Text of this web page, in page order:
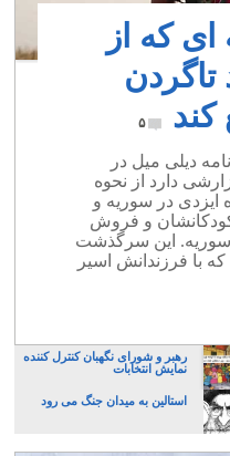
که از
کند
۵
دیلی میل در
سه شنبه ۶ مرداد ۹۴ گزارشی دارد از نحوه
ایزدی در سوریه و
و فروش
سوریه. این سرگذشت
با فرزندانش اسیر
رهبر و شورای نگهبان کنترل کننده
نمایش انتخابات
استالین به میدان جنگ می رود